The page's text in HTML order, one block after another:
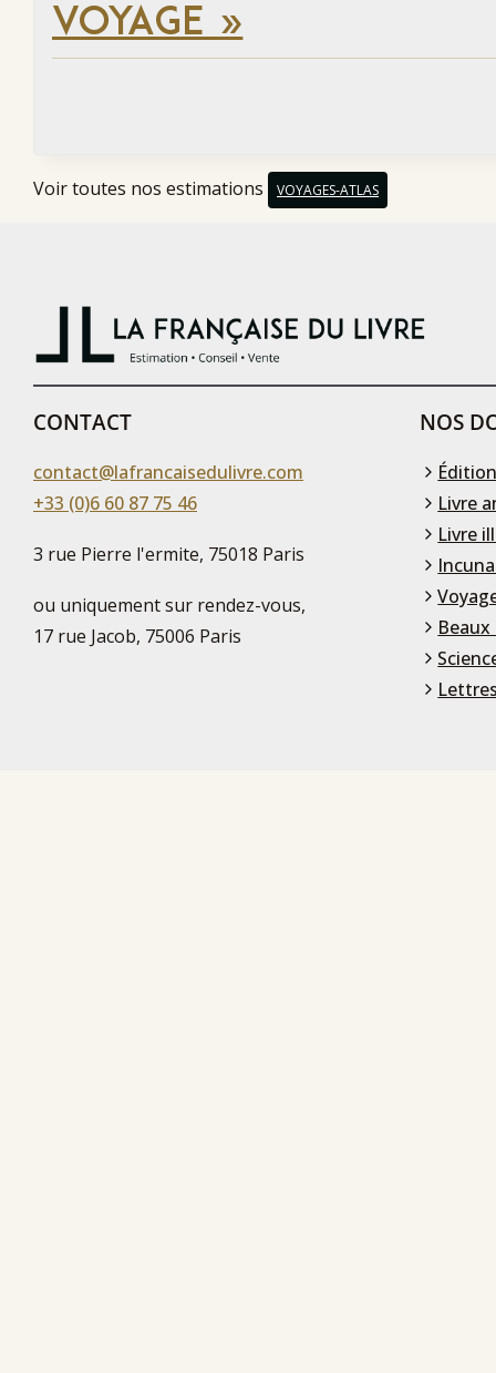
VOYAGE »
Voir toutes nos estimations VOYAGES-ATLAS
CONTACT
contact@lafrancaisedulivre.com
+33 (0)6 60 87 75 46
3 rue Pierre l'ermite, 75018 Paris
ou uniquement sur rendez-vous,
17 rue Jacob, 75006 Paris
NOS
Livre
Livre